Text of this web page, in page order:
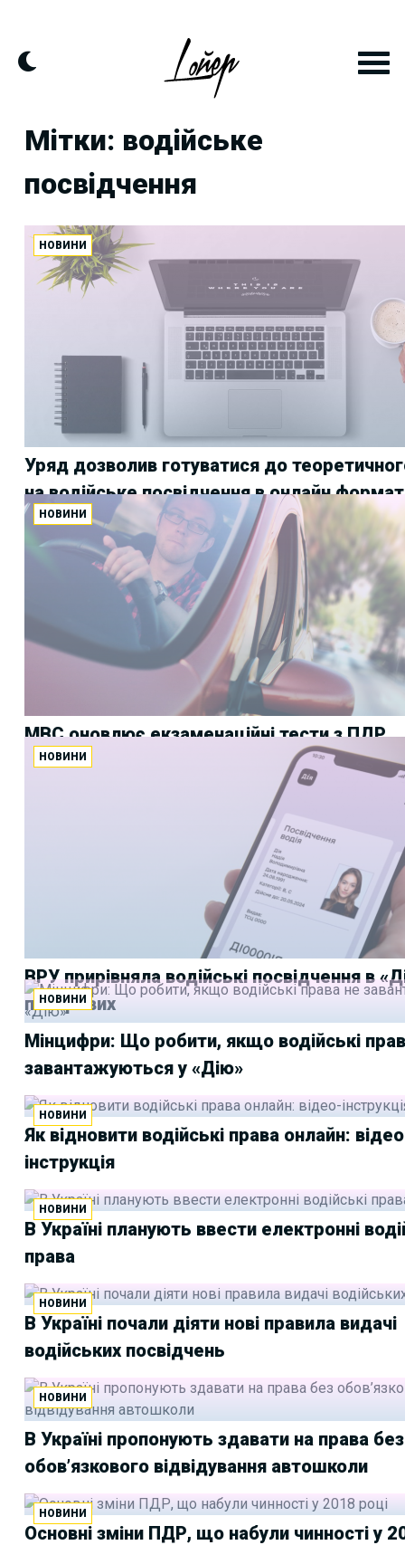
content
Мітки: водійське
посвідчення
НОВИНИ
Уряд дозволив готуватися до
на водійське посвідчення в онлайн
НОВИНИ
МВС оновлює екзаменаційні тести з ПДР
НОВИНИ
ВРУ прирівняла водійські посвідчення в
паперових
НОВИНИ
Мінцифри: Що робити, якщо водійські
завантажуються у «Дію»
НОВИНИ
Як відновити водійські права онлайн:
інструкція
НОВИНИ
В Україні планують ввести електронні
права
НОВИНИ
В Україні почали діяти нові правила видачі
водійських посвідчень
НОВИНИ
В Україні пропонують здавати на права без
обов’язкового відвідування автошколи
НОВИНИ
Основні зміни ПДР, що набули чинності у